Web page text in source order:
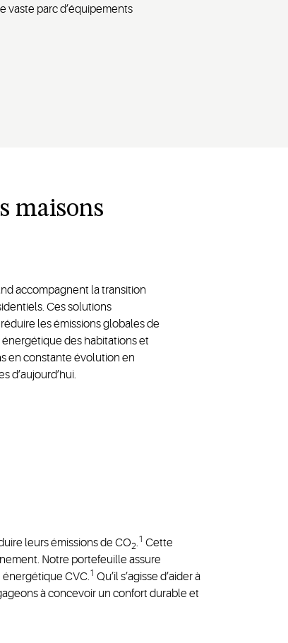
vaste parc d’équipements
maisons
accompagnent la transition
Ces solutions
les émissions globales de
des habitations et
en constante évolution en
d’aujourd’hui.
leurs émissions de CO2.1 Cette
Notre portefeuille assure
énergétique CVC.1 Qu’il s’agisse d’aider à
à concevoir un confort durable et